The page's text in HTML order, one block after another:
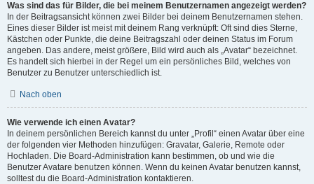
Was sind das für Bilder, die bei meinem Benutzernamen angezeigt werden?
In der Beitragsansicht können zwei Bilder bei deinem Benutzernamen stehen.
Eines dieser Bilder ist meist mit deinem Rang verknüpft: Oft sind dies Sterne,
Kästchen oder Punkte, die deine Beitragszahl oder deinen Status im Forum
angeben. Das andere, meist größere, Bild wird auch als „Avatar“ bezeichnet.
Es handelt sich hierbei in der Regel um ein persönliches Bild, welches von
Benutzer zu Benutzer unterschiedlich ist.
Nach oben
Wie verwende ich einen Avatar?
In deinem persönlichen Bereich kannst du unter „Profil“ einen Avatar über eine
der folgenden vier Methoden hinzufügen: Gravatar, Galerie, Remote oder
Hochladen. Die Board-Administration kann bestimmen, ob und wie die
Benutzer Avatare benutzen können. Wenn du keinen Avatar benutzen kannst,
solltest du die Board-Administration kontaktieren.